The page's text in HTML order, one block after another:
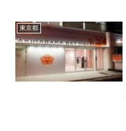
東京都